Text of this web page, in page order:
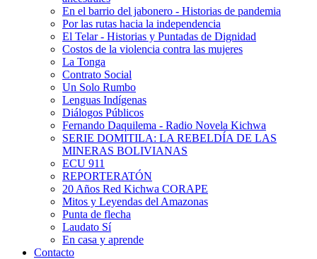
En el barrio del jabonero - Historias de pandemia
Por las rutas hacia la independencia
El Telar - Historias y Puntadas de Dignidad
Costos de la violencia contra las mujeres
La Tonga
Contrato Social
Un Solo Rumbo
Lenguas Indígenas
Diálogos Públicos
Fernando Daquilema - Radio Novela Kichwa
SERIE DOMITILA: LA REBELDÍA DE LAS
MINERAS BOLIVIANAS
ECU 911
REPORTERATÓN
20 Años Red Kichwa CORAPE
Mitos y Leyendas del Amazonas
Punta de flecha
Laudato Sí
En casa y aprende
Contacto